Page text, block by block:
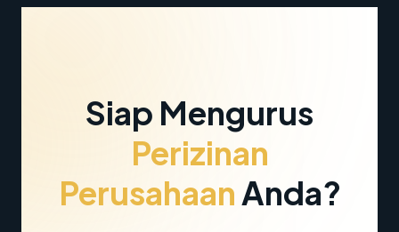
Siap Mengurus
Perizinan
PerusahaanAnda?